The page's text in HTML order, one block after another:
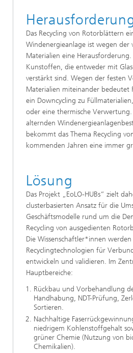
Das Recycling von Rotorblättern
Windenergieanlage ist wegen der
Materialien eine Herausforderung.
Kunstoffen, die entweder mit
verstärkt sind. Wegen der festen
Materialien miteinander bedeutet
ein Downcycling zu
oder eine thermische Verwertung.
alternden
bekommt das Thema Recycling
kommenden Jahren eine immer
Lösung
Das Projekt „EoLO-HUBs“ zielt
clusterbasierten Ansatz für die
Geschäftsmodelle rund um die
Recycling von ausgedienten
Die Wissenschaftler*innen
Recyclingtechnologien für
entwickeln und validieren. Im
Hauptbereiche:
Rückbau und Vorbehandlung
Handhabung, NDT-Prüfung,
Sortieren.
Nachhaltige
niedrigem Kohlenstoffgehalt
grüner Chemie (Nutzung von
Chemikalien).